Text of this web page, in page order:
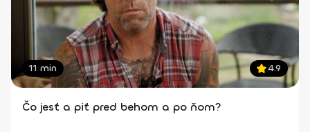
11 min 4.9
Čo jesť a piť pred behom a po ňom?